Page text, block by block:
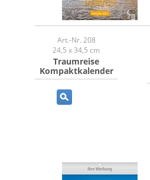
Art.-Nr. 208
24,5 x 34,5 cm
Traumreise
Kompaktkalender